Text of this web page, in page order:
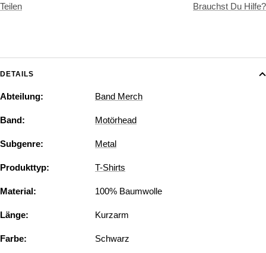
Teilen Brauchst Du Hilfe?
DETAILS
Abteilung: Band Merch
Band: Motörhead
Subgenre: Metal
Produkttyp: T-Shirts
Material: 100% Baumwolle
Länge: Kurzarm
Farbe: Schwarz